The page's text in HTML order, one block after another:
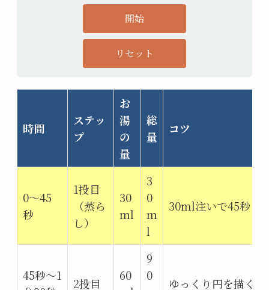
開始
リセット
時間
ステッ
プ
お
湯
の
量
総
量
コツ
0～45
秒
1投目
（蒸ら
し）
30
ml
3
0
m
l
30ml注いで45秒し
45秒～1
2投目
60
9
0
ゆっくり円を描く